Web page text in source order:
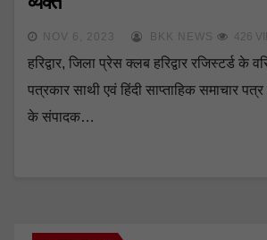
NOV 6, 2023 BKK NEWS 426
हरिद्वार, जिला प्रेस क्लब हरिद्वार रजिस्टर्ड के
पत्रकार साथी एवं हिंदी साप्ताहिक समाचार
के संपादक…